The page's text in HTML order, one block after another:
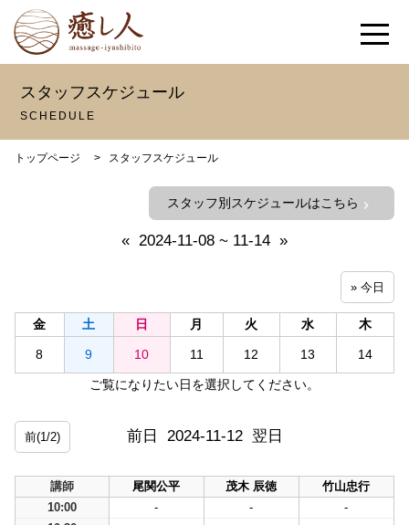
スタッフスケジュール
SCHEDULE
トップページ > スタッフスケジュール
スタッフ別スケジュールはこちら chevron_right
« 2024-11-08 ~ 11-14 »
» 今日
金 土 日 月 火 水 木
8 9 10 11 12 13 14
ご覧になりたい日を選択してください。
前(1/2) 前日 2024-11-12 翌日
講師 尾関公平 茂木 辰徳
竹山忠行
10:00
- -
-